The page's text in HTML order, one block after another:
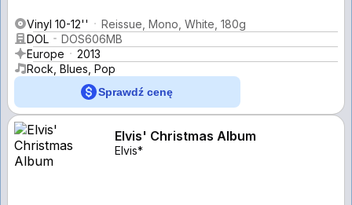
Vinyl 10-12''
Reissue, Mono, White, 180g
DOL
DOS606MB
Europe
2013
Rock, Blues, Pop
Sprawdź cenę
Elvis' Christmas Album
Elvis*